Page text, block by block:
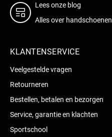
Lees onze blog
Alles over handschoenen
KLANTENSERVICE
Veelgestelde vragen
Retourneren
Bestellen, betalen en bezorgen
Service, garantie en klachten
Sportschool